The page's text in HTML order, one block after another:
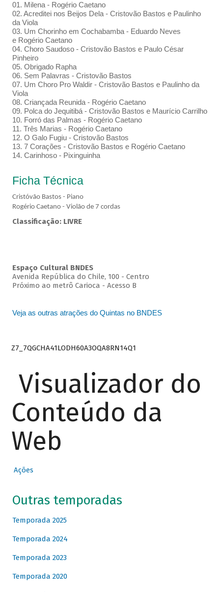
01. Milena - Rogério Caetano
02. Acreditei nos Beijos Dela - Cristovão Bastos e Paulinho
da Viola
03. Um Chorinho em Cochabamba - Eduardo Neves
e Rogério Caetano
04. Choro Saudoso - Cristovão Bastos e Paulo César
Pinheiro
05. Obrigado Rapha
06. Sem Palavras - Cristovão Bastos
07. Um Choro Pro Waldir - Cristovão Bastos e Paulinho da
Viola
08. Criançada Reunida - Rogério Caetano
09. Polca do Jequitibá - Cristovão Bastos e Maurício Carrilho
10. Forró das Palmas - Rogério Caetano
11. Três Marias - Rogério Caetano
12. O Galo Fugiu - Cristovão Bastos
13. 7 Corações - Cristovão Bastos e Rogério Caetano
14. Carinhoso - Pixinguinha
Ficha Técnica
Cristóvão Bastos - Piano
Rogério Caetano - Violão de 7 cordas
Classificação: LIVRE
Espaço Cultural BNDES
Avenida República do Chile, 100 - Centro
Próximo ao metrô Carioca - Acesso B
Veja as outras atrações do Quintas no BNDES
Z7_7QGCHA41LODH60A3OQA8RN14Q1
Visualizador do
Conteúdo da
Web
Ações
Outras temporadas
Temporada 2025
Temporada 2024
Temporada 2023
Temporada 2020